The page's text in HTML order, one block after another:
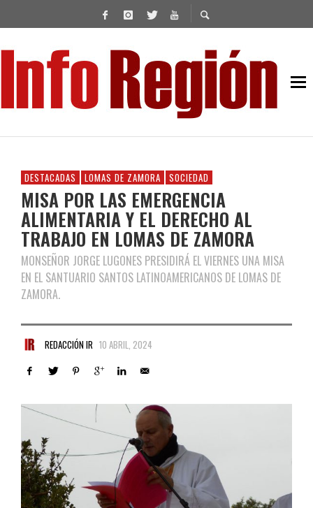
DESTACADAS LOMAS DE ZAMORA SOCIEDAD
MISA POR LAS EMERGENCIA
ALIMENTARIA Y EL DERECHO AL
TRABAJO EN LOMAS DE ZAMORA
MONSEÑOR JORGE LUGONES PRESIDIRÁ EL VIERNES UNA MISA
EN EL SANTUARIO SANTOS LATINOAMERICANOS DE LOMAS DE
ZAMORA.
REDACCIÓN IR 10 ABRIL, 2024